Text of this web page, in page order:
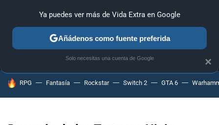
MENÚ NUEVO
GUÍAS Y TRUCOS PC SONY
HOY SE HABLA DE
RPG Fantasía Rockstar Switch 2 GTA 6
×
Ya puedes ver más de Vida Extra en Google
Añádenos como fuente preferida
Solo necesitas una cuenta de Google